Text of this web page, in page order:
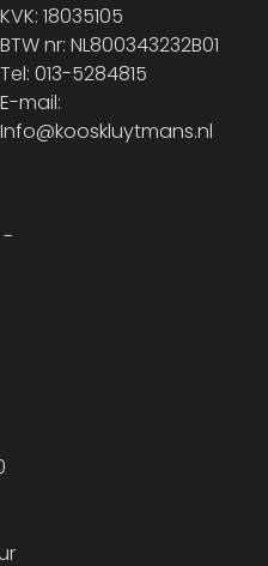
KVK: 18035105
BTW nr: NL800343232B01
Tel: 013-5284815
E-mail:
Info@kooskluytmans.nl
-